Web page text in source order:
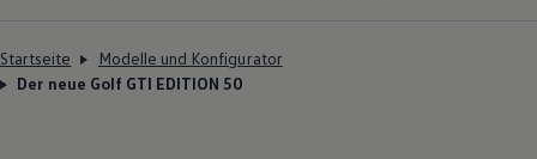
Startseite
Modelle und Konfigurator
Der neue Golf GTI EDITION 50